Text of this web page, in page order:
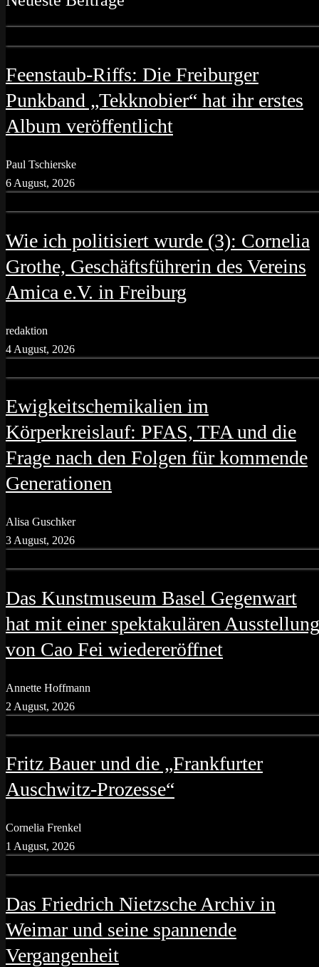
Feenstaub-Riffs: Die Freiburger
Punkband „Tekknobier“ hat ihr erstes
Album veröffentlicht
Paul Tschierske
6 August, 2026
Wie ich politisiert wurde (3): Cornelia
Grothe, Geschäftsführerin des Vereins
Amica e.V. in Freiburg
redaktion
4 August, 2026
Ewigkeitschemikalien im
Körperkreislauf: PFAS, TFA und die
Frage nach den Folgen für kommende
Generationen
Alisa Guschker
3 August, 2026
Das Kunstmuseum Basel Gegenwart
hat mit einer spektakulären Ausstellung
von Cao Fei wiedereröffnet
Annette Hoffmann
2 August, 2026
Fritz Bauer und die „Frankfurter
Auschwitz-Prozesse“
Cornelia Frenkel
1 August, 2026
Das Friedrich Nietzsche Archiv in
Weimar und seine spannende
Vergangenheit